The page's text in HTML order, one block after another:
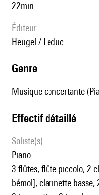
22min
éditeur
Heugel / Leduc
genre
Musique concertante
effectif détaillé
Soliste(s)
piano
3 flûtes, flûte piccolo, 2
bémol], clarinette basse,